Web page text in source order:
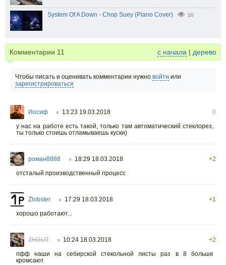
System Of A Down - Chop Suey (Piano Cover) 10
Комментарии 11 с начала | дерево
Чтобы писать и оценивать комментарии нужно войти или
зарегистрироваться
Иосиф ○ 13:23 19.03.2018
0
у нас на работе есть такой, только там автоматический стеклорез,
ты только стоишь отламываешь куски)
роман8888 ○ 18:29 18.03.2018
+2
отсталый производственный процесс
Zlobster ○ 17:29 18.03.2018
+1
хорошо работают...
ZHGUT ○ 10:24 18.03.2018
+2
пфф наши на себирской стекольной листы раз в 8 больше
кромсают